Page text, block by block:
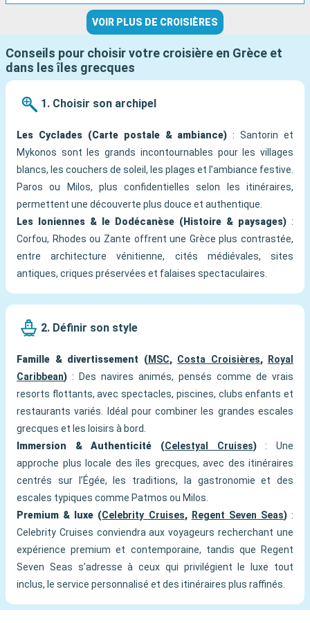
VOIR PLUS DE CROISIÈRES
Conseils pour choisir votre croisière en Grèce et
dans les îles grecques
1. Choisir son archipel
Les Cyclades (Carte postale & ambiance) : Santorin et
Mykonos sont les grands incontournables pour les villages
blancs, les couchers de soleil, les plages et l’ambiance festive.
Paros ou Milos, plus confidentielles selon les itinéraires,
permettent une découverte plus douce et authentique.
Les Ioniennes & le Dodécanèse (Histoire & paysages) :
Corfou, Rhodes ou Zante offrent une Grèce plus contrastée,
entre architecture vénitienne, cités médiévales, sites
antiques, criques préservées et falaises spectaculaires.
2. Définir son style
Famille & divertissement (MSC, Costa Croisières,
Royal
Caribbean) : Des navires animés, pensés comme de vrais
resorts flottants, avec spectacles, piscines, clubs enfants et
restaurants variés. Idéal pour combiner les grandes escales
grecques et les loisirs à bord.
Immersion & Authenticité (Celestyal Cruises): Une
approche plus locale des îles grecques, avec des itinéraires
centrés sur l’Égée, les traditions, la gastronomie et des
escales typiques comme Patmos ou Milos.
Premium & luxe (Celebrity Cruises, Regent Seven Seas):
Celebrity Cruises conviendra aux voyageurs recherchant une
expérience premium et contemporaine, tandis que Regent
Seven Seas s’adresse à ceux qui privilégient le luxe tout
inclus, le service personnalisé et des itinéraires plus raffinés.